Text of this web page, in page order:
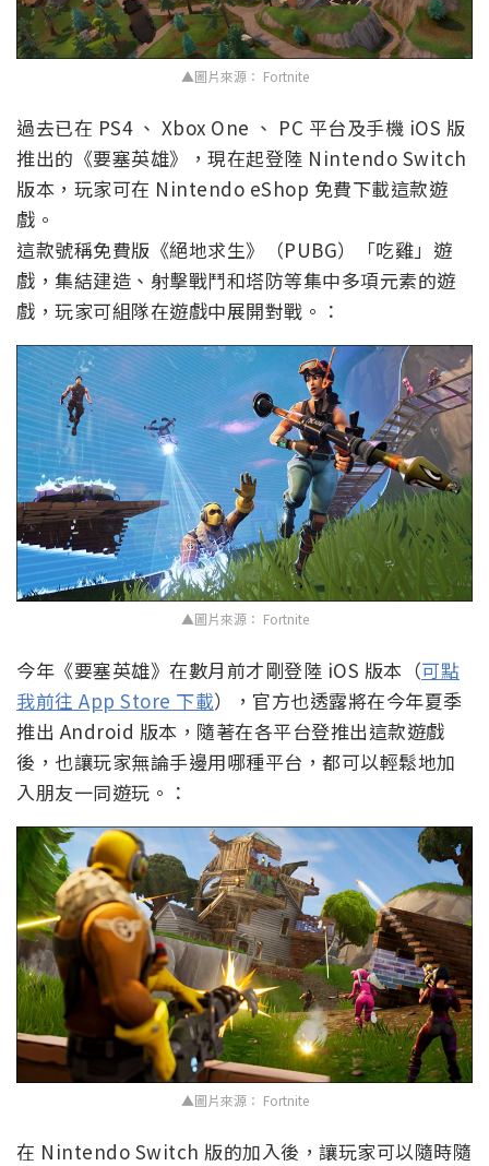
▲圖片來源： Fortnite
過去已在 PS4 、 Xbox One 、 PC 平台及手機 iOS 版
推出的《要塞英雄》，現在起登陸 Nintendo Switch
版本，玩家可在 Nintendo eShop 免費下載這款遊
戲。
這款號稱免費版《絕地求生》（PUBG）「吃雞」遊
戲，集結建造、射擊戰鬥和塔防等集中多項元素的遊
戲，玩家可組隊在遊戲中展開對戰。：
▲圖片來源： Fortnite
今年《要塞英雄》在數月前才剛登陸 iOS 版本（可點
我前往 App Store 下載），官方也透露將在今年夏季
推出 Android 版本，隨著在各平台登推出這款遊戲
後，也讓玩家無論手邊用哪種平台，都可以輕鬆地加
入朋友一同遊玩。：
▲圖片來源： Fortnite
在 Nintendo Switch 版的加入後，讓玩家可以隨時隨